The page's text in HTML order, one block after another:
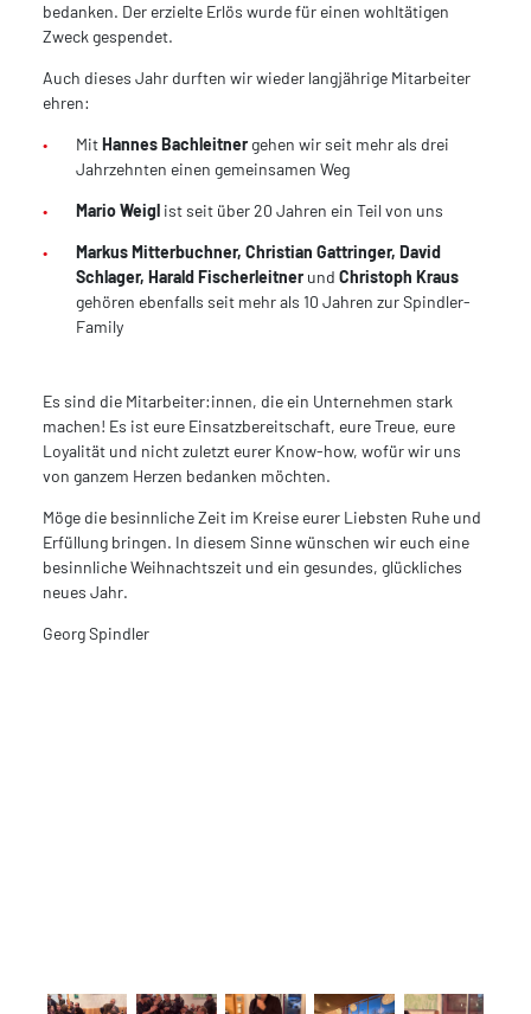
bedanken. Der erzielte Erlös wurde für einen wohltätigen
Zweck gespendet.
Auch dieses Jahr durften wir wieder langjährige Mitarbeiter
ehren:
MitHannes Bachleitnergehen wir seit mehr als drei
Jahrzehnten einen gemeinsamen Weg
Mario Weiglist seit über 20 Jahren ein Teil von uns
Markus Mitterbuchner, Christian Gattringer, David
Schlager, Harald Fischerleitnerund Christoph Kraus
gehören ebenfalls seit mehr als 10 Jahren zur Spindler-
Family
Es sind die Mitarbeiter:innen, die ein Unternehmen stark
machen! Es ist eure Einsatzbereitschaft, eure Treue, eure
Loyalität und nicht zuletzt eurer Know-how, wofür wir uns
von ganzem Herzen bedanken möchten.
Möge die besinnliche Zeit im Kreise eurer Liebsten Ruhe und
Erfüllung bringen. In diesem Sinne wünschen wir euch eine
besinnliche Weihnachtszeit und ein gesundes, glückliches
neues Jahr.
Georg Spindler